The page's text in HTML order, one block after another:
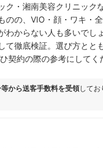
ク・ 湘南美容クリニック
のの、VIO・顔・ワキ・
からない人も多いでしょ
徹底検証。選び方ととも
契約の際の参考にしてく
から送客手数料を受領してお